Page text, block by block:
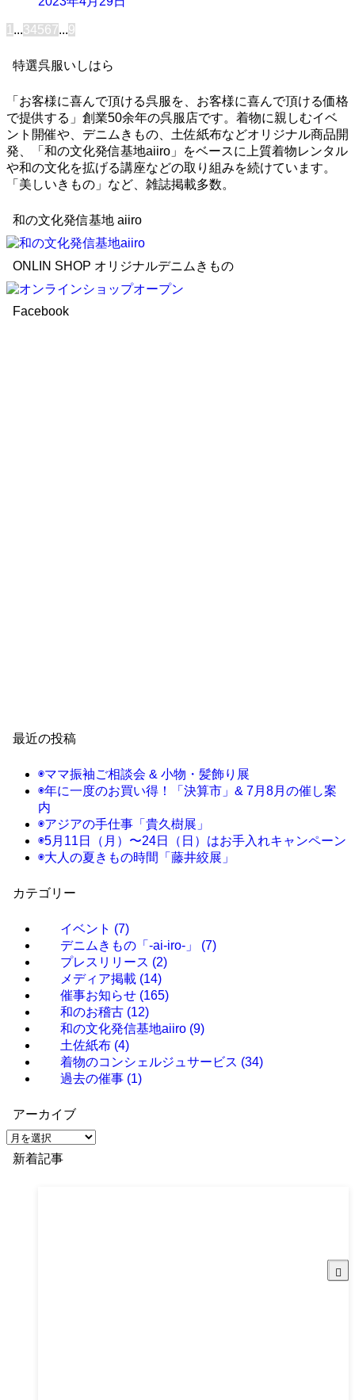
1 ...34567...9
特選呉服いしはら
「お客様に喜んで頂ける呉服を、お客様に喜んで頂ける価格
で提供する」創業50余年の呉服店です。着物に親しむイベ
ント開催や、デニムきもの、土佐紙布などオリジナル商品開
発、「和の文化発信基地aiiro」をベースに上質着物レンタル
や和の文化を拡げる講座などの取り組みを続けています。
「美しいきもの」など、雑誌掲載多数。
和の文化発信基地 aiiro
ONLIN SHOP オリジナルデニムきもの
Facebook
最近の投稿
◉ママ振袖ご相談会 & 小物・髪飾り展
◉年に一度のお買い得！「決算市」& 7月8月の催し案
内
◉アジアの手仕事「貴久樹展」
◉5月11日（月）〜24日（日）はお手入れキャンペーン
◉大人の夏きもの時間「藤井絞展」
カテゴリー
イベント (7)
デニムきもの「-ai-iro-」 (7)
プレスリリース (2)
メディア掲載 (14)
催事お知らせ (165)
和のお稽古 (12)
和の文化発信基地aiiro (9)
土佐紙布 (4)
着物のコンシェルジュサービス (34)
過去の催事 (1)
アーカイブ
ア
ー
新着記事